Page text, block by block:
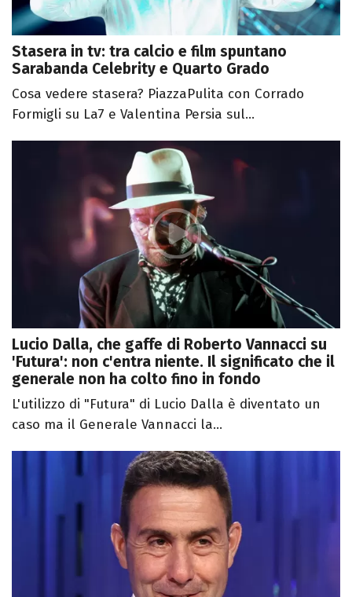
Stasera in tv: tra calcio e film spuntano
Sarabanda Celebrity e Quarto Grado
Cosa vedere stasera? PiazzaPulita con Corrado
Formigli su La7 e Valentina Persia sul...
Lucio Dalla, che gaffe di Roberto Vannacci su
'Futura': non c'entra niente. Il significato che il
generale non ha colto fino in fondo
L'utilizzo di "Futura" di Lucio Dalla è diventato un
caso ma il Generale Vannacci la...